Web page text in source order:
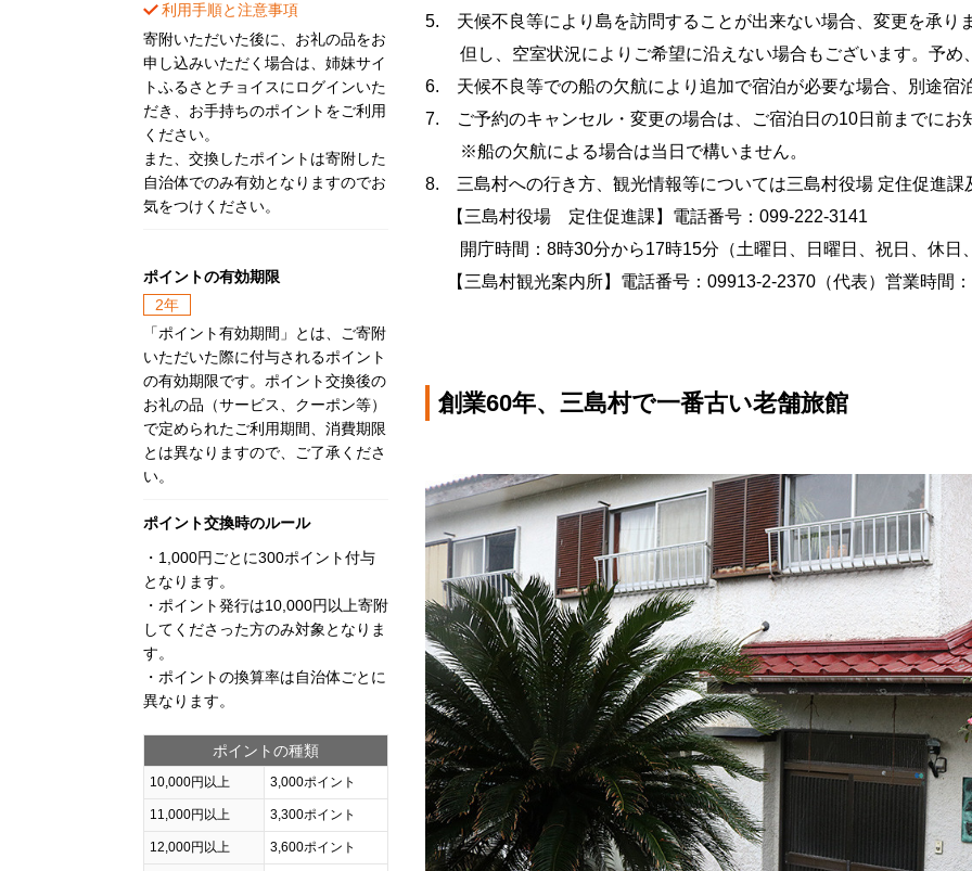
5. 天候不良等により島を訪問することが出来ない場合、変更を承り
但し、空室状況によりご希望に沿えない場合もございます。予め
6. 天候不良等での船の欠航により追加で宿泊が必要な場合、別途宿
7. ご予約のキャンセル・変更の場合は、ご宿泊日の10日前までにお
※船の欠航による場合は当日で構いません。
8. 三島村への行き方、観光情報等については三島村役場 定住促進課
【三島村役場 定住促進課】電話番号：099-222-3141
開庁時間：8時30分から17時15分（土曜日、日曜日、祝日、休日
【三島村観光案内所】電話番号：09913-2-2370（代表）営業時間
創業60年、三島村で一番古い老舗旅館
利用手順と注意事項
寄附いただいた後に、お礼の品をお
申し込みいただく場合は、姉妹サイ
トふるさとチョイスにログインいた
だき、お手持ちのポイントをご利用
ください。
また、交換したポイントは寄附した
自治体でのみ有効となりますのでお
気をつけください。
ポイントの有効期限
2年
「ポイント有効期間」とは、ご寄附
いただいた際に付与されるポイント
の有効期限です。ポイント交換後の
お礼の品（サービス、クーポン等）
で定められたご利用期間、消費期限
とは異なりますので、ご了承くださ
い。
ポイント交換時のルール
・1,000円ごとに300ポイント付与
となります。
・ポイント発行は10,000円以上寄附
してくださった方のみ対象となりま
す。
・ポイントの換算率は自治体ごとに
異なります。
ポイントの種類
10,000円以上 3,000ポイント
11,000円以上 3,300ポイント
12,000円以上 3,600ポイント